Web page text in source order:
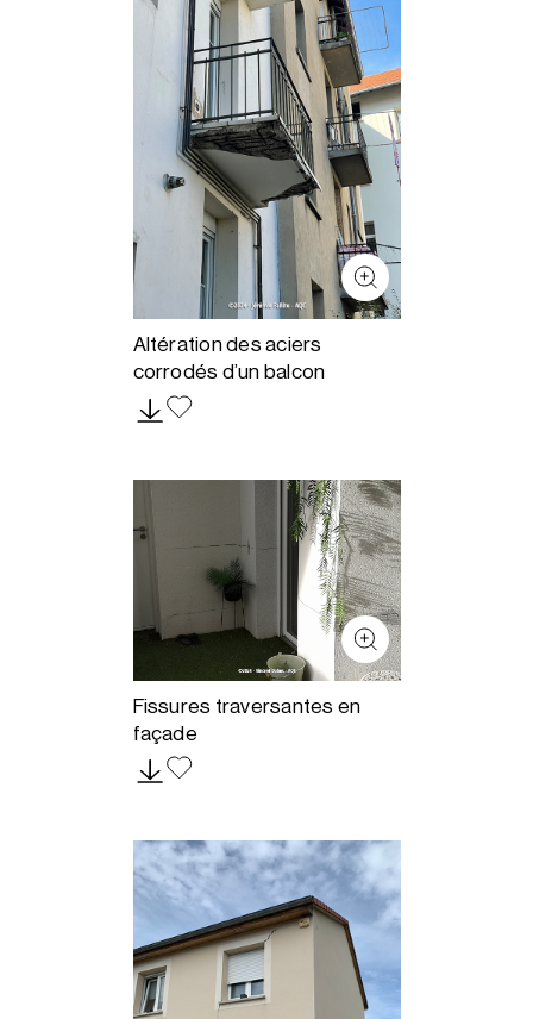
Altération des aciers
corrodés d’un balcon
Fissures traversantes en
façade